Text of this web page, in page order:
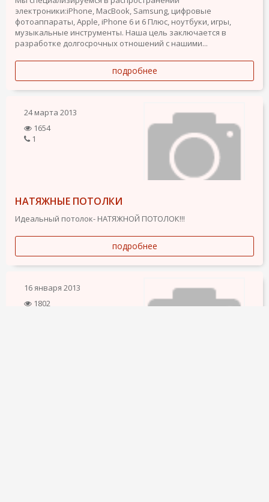
электроники:iPhone, MacBook, Samsung, цифровые
фотоаппараты, Apple, iPhone 6 и 6 Плюс, ноутбуки, игры,
музыкальные инструменты. Наша цель заключается в
разработке долгосрочных отношений с нашими...
подробнее
24 марта 2013
1654
1
НАТЯЖНЫЕ ПОТОЛКИ
Идеальный потолок- НАТЯЖНОЙ ПОТОЛОК!!!
подробнее
16 января 2013
1802